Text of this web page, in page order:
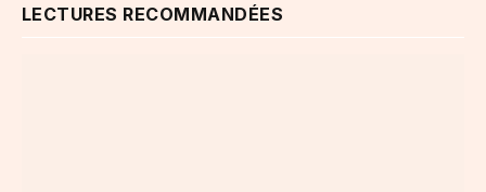
LECTURES RECOMMANDÉES